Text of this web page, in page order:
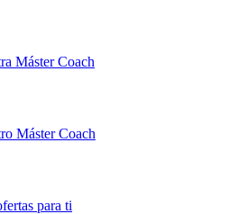
Máster Coach
Máster Coach
para ti